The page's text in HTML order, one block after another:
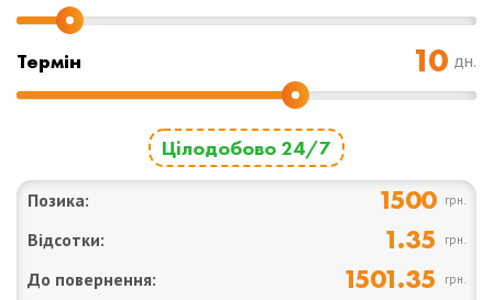
Термін дн.
Цілодобово 24/7
Позика: 1500 грн.
Відсотки: 1.35 грн.
До повернення: 1501.35 грн.